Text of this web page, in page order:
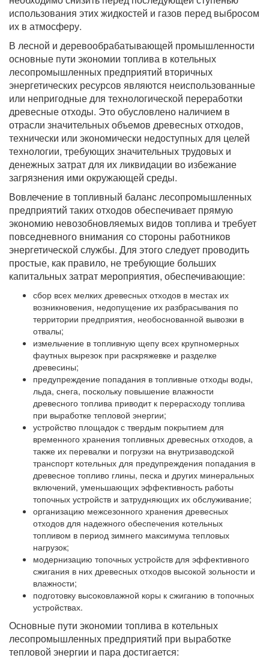
использования этих жидкостей и газов перед выбросом
их в атмосферу.
В лесной и деревообрабатывающей промышленности
основные пути экономии топлива в котельных
лесопромышленных предприятий вторичных
энергетических ресурсов являются неиспользованные
или непригодные для технологической переработки
древесные отходы. Это обусловлено наличием в
отрасли значительных объемов древесных отходов,
технически или экономически недоступных для целей
технологии, требующих значительных трудовых и
денежных затрат для их ликвидации во избежание
загрязнения ими окружающей среды.
Вовлечение в топливный баланс лесопромышленных
предприятий таких отходов обеспечивает прямую
экономию невозобновляемых видов топлива и требует
повседневного внимания со стороны работников
энергетической службы. Для этого следует проводить
простые, как правило, не требующие больших
капитальных затрат мероприятия, обеспечивающие:
сбор всех мелких древесных отходов в местах их
возникновения, недопущение их разбрасывания по
территории предприятия, необоснованной вывозки в
отвалы;
измельчение в топливную щепу всех крупномерных
фаутных вырезок при раскряжевке и разделке
древесины;
предупреждение попадания в топливные отходы воды,
льда, снега, поскольку повышение влажности
древесного топлива приводит к перерасходу топлива
при выработке тепловой энергии;
устройство площадок с твердым покрытием для
временного хранения топливных древесных отходов, а
также их перевалки и погрузки на внутризаводской
транспорт котельных для предупреждения попадания в
древесное топливо глины, песка и других минеральных
включений, уменьшающих эффективность работы
топочных устройств и затрудняющих их обслуживание;
организацию межсезонного хранения древесных
отходов для надежного обеспечения котельных
топливом в период зимнего максимума тепловых
нагрузок;
модернизацию топочных устройств для эффективного
сжигания в них древесных отходов высокой зольности и
влажности;
подготовку высоковлажной коры к сжиганию в топочных
устройствах.
Основные пути экономии топлива в котельных
лесопромышленных предприятий при выработке
тепловой энергии и пара достигается: